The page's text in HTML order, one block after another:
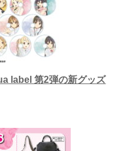
label 第2弾の新グッズ